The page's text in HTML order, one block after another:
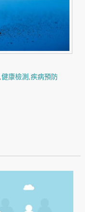
健康檢測 疾病預防